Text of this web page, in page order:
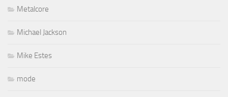
Metalcore
Michael Jackson
Mike Estes
mode